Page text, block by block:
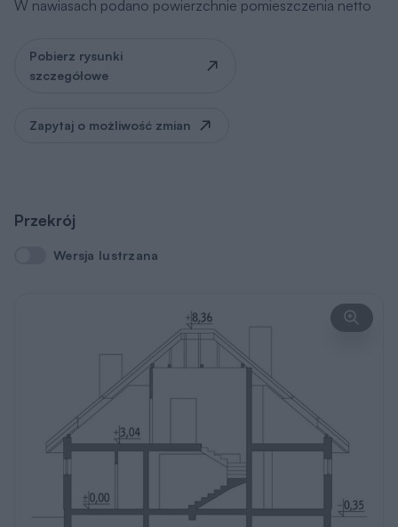
W nawiasach podano powierzchnie pomieszczenia netto
Pobierz rysunki
szczegółowe
Zapytaj o możliwość zmian
Przekrój
Wersja lustrzana
Wersja lustrzana